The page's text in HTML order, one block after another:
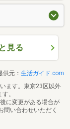
見る
元： 生活ガイド.com
ます。東京23区以外
。
に変更がある場合が
問い合わせいただく